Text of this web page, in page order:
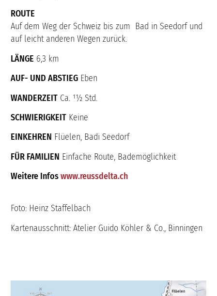
ROUTE
Auf dem Weg der Schweiz bis zum Bad in Seedorf und
auf leicht anderen Wegen zurück.
LÄNGE 6,3 km
AUF- UND ABSTIEG Eben
WANDERZEIT Ca. 11⁄2 Std.
SCHWIERIGKEIT Keine
EINKEHREN Flüelen, Badi Seedorf
FÜR FAMILIEN Einfache Route, Bademöglichkeit
Weitere Infoswww.reussdelta.ch
Foto: Heinz Staffelbach
Kartenausschnitt: Atelier Guido Köhler & Co., Binningen